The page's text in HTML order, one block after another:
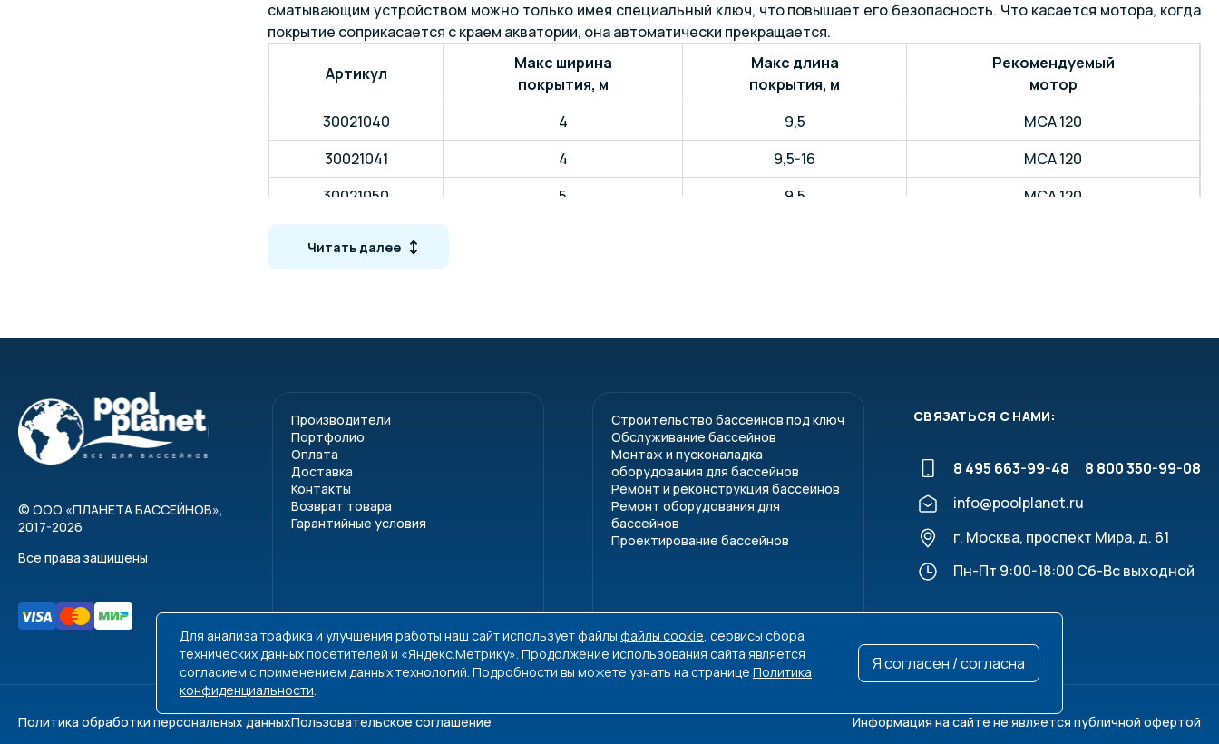
сматывающим устройством можно только имея специальный ключ, что повышает его безопасность. Что касается мотора, когда
покрытие соприкасается с краем акватории, она автоматически прекращается.
Артикул
Макс ширина
покрытия, м
Макс длина
покрытия, м
Рекомендуемый
мотор
30021040
4 9,5
MCA 120
30021041
4 9,5-16
MCA 120
30021050
5 9,5
MCA 120
30021059
Материалы
Стойки и усиленный каркас — нержавеющая сталь
Вал — алюминий
Корпус защитного короба — композитный материал под дерево или из дерева
Электродвигатель
Опорная стойка из нержавеющей стали
Каркас из стальной трубы
Барабан из анодированного алюминия
Читать далее
© ООО «ПЛАНЕТА БАССЕЙНОВ»,
2017-2026
Все права защищены
Производители
Портфолио
Оплата
Доставка
Контакты
Возврат товара
Гарантийные условия
Строительство бассейнов под ключ
Обслуживание бассейнов
Монтаж и пусконаладка
оборудования для бассейнов
Ремонт и реконструкция бассейнов
Ремонт оборудования для
бассейнов
Проектирование бассейнов
СВЯЗАТЬСЯ С НАМИ:
8 495 663-99-48
8 800 350-99-08
info@poolplanet.ru
г. Москва, проспект Мира, д. 61
Пн-Пт 9:00-18:00 Сб-Вс выходной
Политика обработки персональных данныхПользовательское соглашение Информация на сайте не является публичной офертой
Для анализа трафика и улучшения работы наш сайт использует файлы файлы cookie, сервисы сбора
технических данных посетителей и «Яндекс.Метрику». Продолжение использования сайта является
согласием с применением данных технологий. Подробности вы можете узнать на странице Политика
конфиденциальности.
Я согласен / согласна